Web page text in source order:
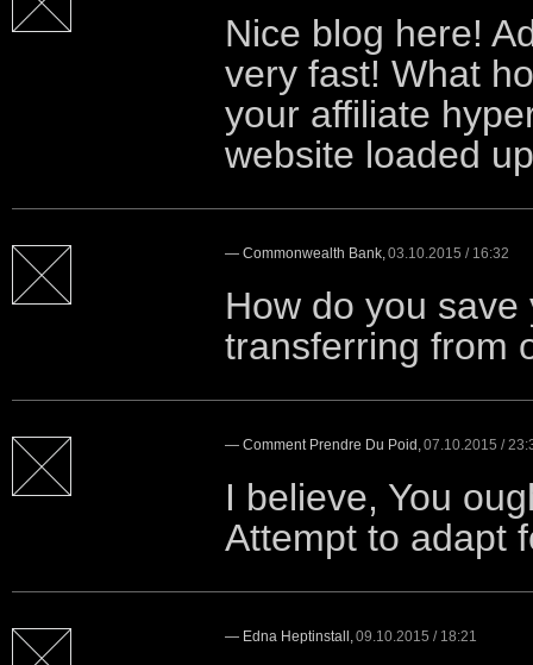
Nice blog here!
very fast! What
your affiliate
website loaded
— Commonwealth Bank,03.10.2015 / 16:32
How do you
transferring from
— Comment Prendre Du Poid ,07.10.2015 /
I believe, You
Attempt to adapt
— Edna Heptinstall ,09.10.2015 / 18:21